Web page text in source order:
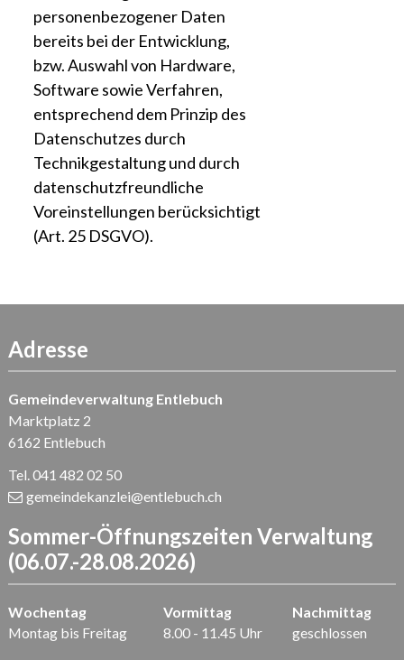
personenbezogener Daten
bereits bei der Entwicklung,
bzw. Auswahl von Hardware,
Software sowie Verfahren,
entsprechend dem Prinzip des
Datenschutzes durch
Technikgestaltung und durch
datenschutzfreundliche
Voreinstellungen berücksichtigt
(Art. 25 DSGVO).
Adresse
Gemeindeverwaltung Entlebuch
Marktplatz 2
6162 Entlebuch
Tel. 041 482 02 50
gemeindekanzlei@entlebuch.ch
Sommer-Öffnungszeiten Verwaltung
(06.07.-28.08.2026)
Wochentag Vormittag
Nachmittag
Montag bis Freitag
8.00 - 11.45 Uhr geschlossen